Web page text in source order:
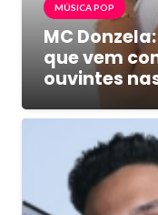
MÚSICA POP
MC
que vem
ouvintes